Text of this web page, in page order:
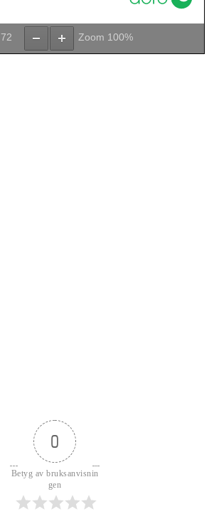
72 Zoom 100%
0
Betyg av bruksanvisnin
gen